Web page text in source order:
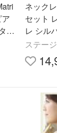
ル
ネック
セット
レ シル
ー
ステー